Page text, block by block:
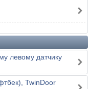
левому датчику
TwinDoor